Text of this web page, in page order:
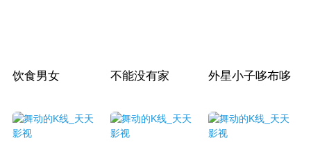
饮食男女 不能没有家 外星小子哆布哆